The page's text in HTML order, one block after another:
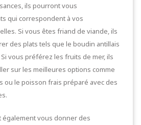
ils pourront vous
qui correspondent à vos
Si vous êtes friand de viande, ils
des plats tels que le boudin antillais
vous préférez les fruits de mer, ils
sur les meilleures options comme
ou le poisson frais préparé avec des
vous donner des